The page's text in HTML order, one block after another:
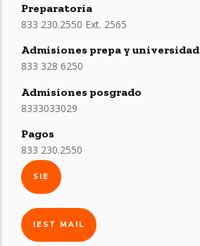
Preparatoria
833 230.2550 Ext. 2565
Admisiones prepa y universidad
833 328 6250
Admisiones posgrado
8333033029
Pagos
833 230.2550
SIE
IEST MAIL